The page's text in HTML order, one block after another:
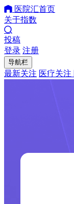
医院汇首页
关于指数
投稿
登录 注册
导航栏
最新关注 医疗关注